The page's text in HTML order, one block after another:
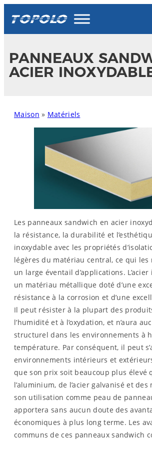
content
PANNEAUX
ACIER
Maison » Matériels
Les panneaux sandwich en acier
la résistance, la durabilité et
inoxydable avec les propriétés
légères du matériau central, ce qui les
un large éventail d’applications.
un matériau métallique doté d’une
résistance à la corrosion et d’une
Il peut résister à la plupart des
l’humidité et à l’oxydation, et n’aura
structurel dans les environnements à
température. Par conséquent, il peut
environnements intérieurs et
que son prix soit beaucoup plus élevé
l’aluminium, de l’acier galvanisé et des
son utilisation comme peau de
apportera sans aucun doute des
économiques à plus long terme. Les
communs de ces panneaux sandwich